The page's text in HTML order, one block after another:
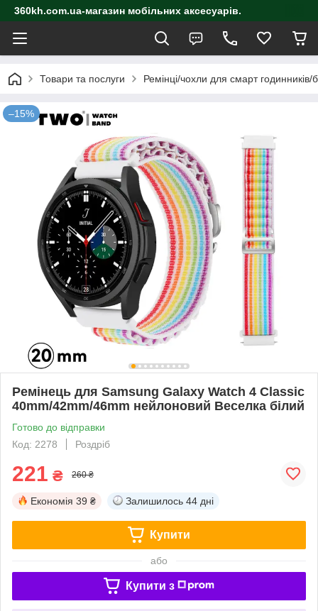
360kh.com.ua-магазин мобільних аксесуарів.
Товари та послуги Ремінці/чохли для смарт годинників/
–15%
Ремінець для Samsung Galaxy Watch 4 Classic
40mm/42mm/46mm нейлоновий Веселка білий
Готово до відправки
Код: 2278
Роздріб
221 ₴ 260 ₴
Економія 39 ₴ Залишилось 44 дні
Купити
або
Купити з